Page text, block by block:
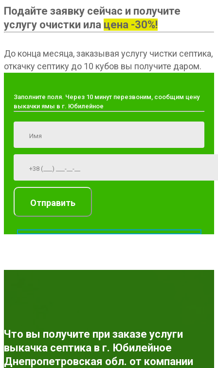
Подайте заявку сейчас и получите
услугу очистки ила цена -30%!
До конца месяца, заказывая услугу чистки септика,
откачку септику до 10 кубов вы получите даром.
Заполните поля. Через 10 минут перезвоним, сообщим цену
выкачки ямы в г. Юбилейное
Что вы получите при заказе услуги
выкачка септика в г. Юбилейное
Днепропетровская обл. от компании